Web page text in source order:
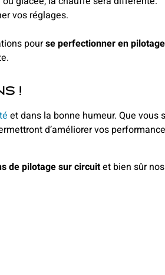
vos réglages.
pourse perfectionner en pilotage
!
et dans la bonne humeur. Que vous
d’améliorer vos
de pilotage sur circuitet bien sûr